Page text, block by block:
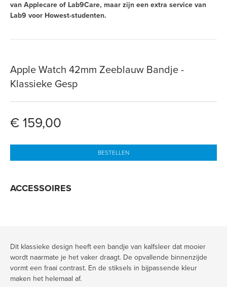
van Applecare of Lab9Care, maar zijn een extra service van
Lab9 voor Howest-studenten.
Apple Watch 42mm Zeeblauw Bandje -
Klassieke Gesp
€ 159,00
BESTELLEN
ACCESSOIRES
Dit klassieke design heeft een bandje van kalfsleer dat mooier
wordt naarmate je het vaker draagt. De opvallende binnenzijde
vormt een fraai contrast. En de stiksels in bijpassende kleur
maken het helemaal af.